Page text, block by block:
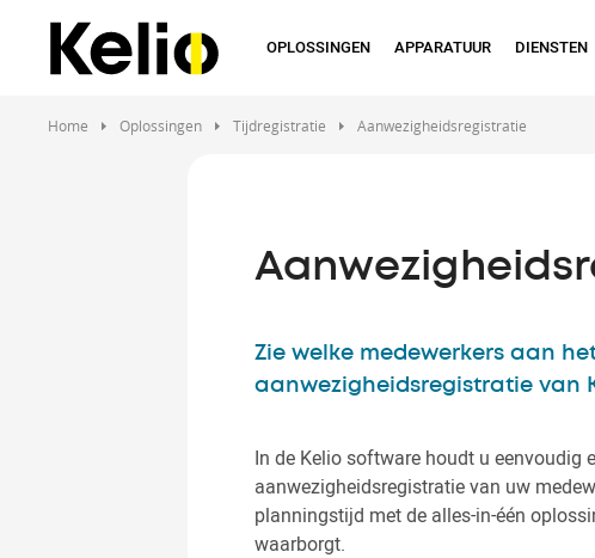
inhoud
OPLOSSINGEN APPARATUUR DIENSTEN
Home Oplossingen Tijdregistratie Aanwezigheidsregistratie
Zie welke medewerkers aan
aanwezigheidsregistratie van
In de Kelio software houdt u eenvoudig
aanwezigheidsregistratie van uw
planningstijd met de alles-in-één
waarborgt.